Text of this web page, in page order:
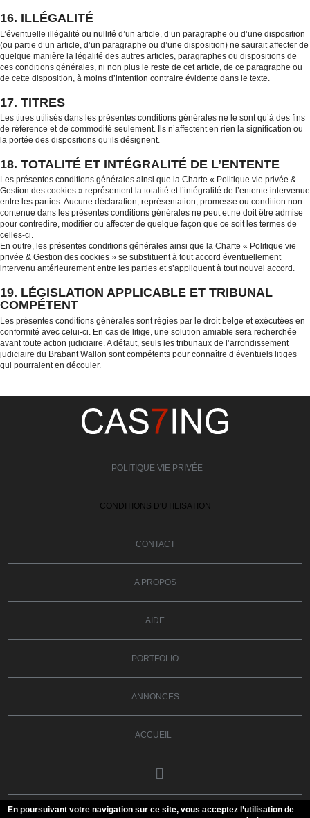
16. ILLÉGALITÉ
L’éventuelle illégalité ou nullité d’un article, d’un paragraphe ou d’une disposition
(ou partie d’un article, d’un paragraphe ou d’une disposition) ne saurait affecter de
quelque manière la légalité des autres articles, paragraphes ou dispositions de
ces conditions générales, ni non plus le reste de cet article, de ce paragraphe ou
de cette disposition, à moins d’intention contraire évidente dans le texte.
17. TITRES
Les titres utilisés dans les présentes conditions générales ne le sont qu’à des fins
de référence et de commodité seulement. Ils n’affectent en rien la signification ou
la portée des dispositions qu’ils désignent.
18. TOTALITÉ ET INTÉGRALITÉ DE L’ENTENTE
Les présentes conditions générales ainsi que la Charte « Politique vie privée &
Gestion des cookies » représentent la totalité et l’intégralité de l’entente intervenue
entre les parties. Aucune déclaration, représentation, promesse ou condition non
contenue dans les présentes conditions générales ne peut et ne doit être admise
pour contredire, modifier ou affecter de quelque façon que ce soit les termes de
celles-ci.
En outre, les présentes conditions générales ainsi que la Charte « Politique vie
privée & Gestion des cookies » se substituent à tout accord éventuellement
intervenu antérieurement entre les parties et s’appliquent à tout nouvel accord.
19. LÉGISLATION APPLICABLE ET TRIBUNAL
COMPÉTENT
Les présentes conditions générales sont régies par le droit belge et exécutées en
conformité avec celui-ci. En cas de litige, une solution amiable sera recherchée
avant toute action judiciaire. A défaut, seuls les tribunaux de l’arrondissement
judiciaire du Brabant Wallon sont compétents pour connaître d’éventuels litiges
qui pourraient en découler.
POLITIQUE VIE PRIVÉE
CONDITIONS D'UTILISATION
CONTACT
A PROPOS
AIDE
PORTFOLIO
ANNONCES
ACCUEIL
En poursuivant votre navigation sur ce site, vous acceptez l’utilisation de